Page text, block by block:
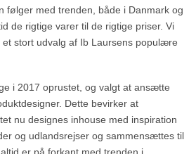
følger med trenden, både i Danmark og
de rigtige varer til de rigtige priser. Vi
stort udvalg af Ib Laursens populære
i 2017 oprustet, og valgt at ansætte
Dette bevirker at
nu designes inhouse med inspiration
og udlandsrejser og sammensættes til